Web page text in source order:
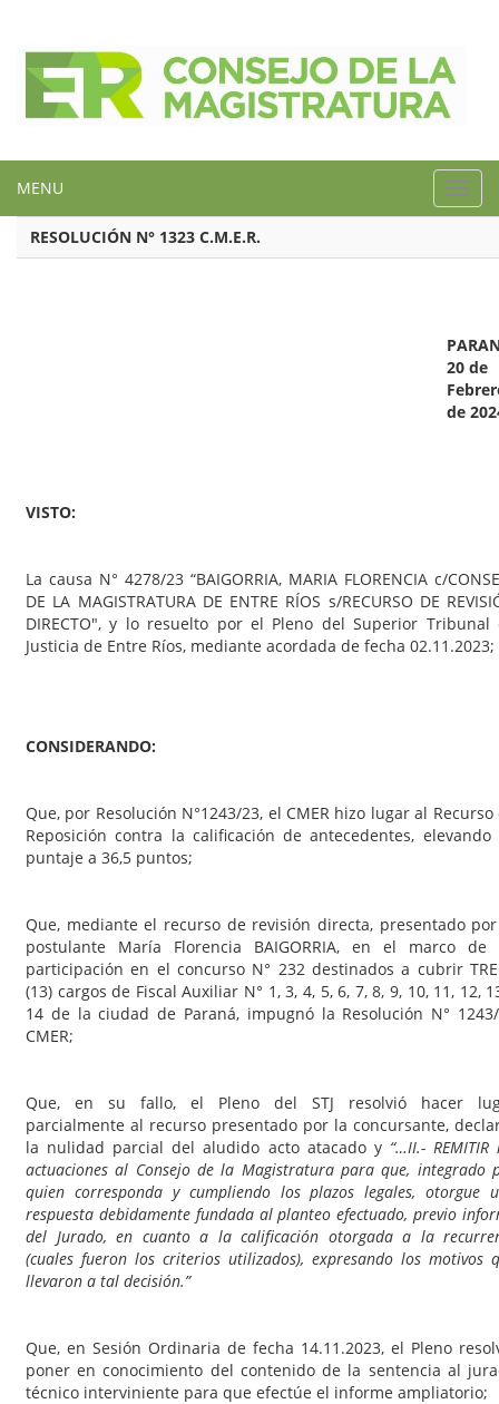
MENU
RESOLUCIÓN N° 1323 C.M.E.R.
20 de
de
VISTO:
La causa N° 4278/23 “BAIGORRIA, MARIA FLORENCIA c/
DE LA MAGISTRATURA DE ENTRE RÍOS s/RECURSO DE
DIRECTO", y lo resuelto por el Pleno del Superior Tribunal
Justicia de Entre Ríos, mediante acordada de fecha 02.11.2023;
CONSIDERANDO:
Que, por Resolución N°1243/23, el CMER hizo lugar al Recurso
Reposición contra la calificación de antecedentes, elevando
puntaje a 36,5 puntos;
Que, mediante el recurso de revisión directa, presentado
postulante María Florencia BAIGORRIA, en el marco de
participación en el concurso N° 232 destinados a cubrir
(13) cargos de Fiscal Auxiliar N° 1, 3, 4, 5, 6, 7, 8, 9, 10, 11, 12,
14 de la ciudad de Paraná, impugnó la Resolución N°
CMER;
Que, en su fallo, el Pleno del STJ resolvió hacer
parcialmente al recurso presentado por la concursante,
la nulidad parcial del aludido acto atacado y“…II.- REMITIR
actuaciones al Consejo de la Magistratura para que, integrado
quien corresponda y cumpliendo los plazos legales, otorgue
respuesta debidamente fundada al planteo efectuado, previo
del Jurado, en cuanto a la calificación otorgada a la
(cuales fueron los criterios utilizados), expresando los motivos
llevaron a tal decisión.”
Que, en Sesión Ordinaria de fecha 14.11.2023, el Pleno
poner en conocimiento del contenido de la sentencia al
técnico interviniente para que efectúe el informe ampliatorio;